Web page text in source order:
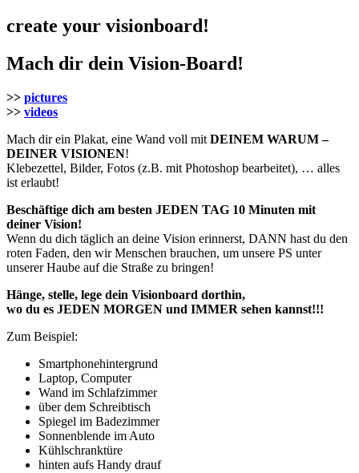
create your visionboard!
Mach dir dein Vision-Board!
>> pictures
>> videos
Mach dir ein Plakat, eine Wand voll mit DEINEM WARUM –
DEINER VISIONEN!
Klebezettel, Bilder, Fotos (z.B. mit Photoshop bearbeitet), … alles
ist erlaubt!
Beschäftige dich am besten JEDEN TAG 10 Minuten mit
deiner Vision!
Wenn du dich täglich an deine Vision erinnerst, DANN hast du den
roten Faden, den wir Menschen brauchen, um unsere PS unter
unserer Haube auf die Straße zu bringen!
Hänge, stelle, lege dein Visionboard dorthin,
wo du es JEDEN MORGEN und IMMER sehen kannst!!!
Zum Beispiel:
Smartphonehintergrund
Laptop, Computer
Wand im Schlafzimmer
über dem Schreibtisch
Spiegel im Badezimmer
Sonnenblende im Auto
Kühlschranktüre
hinten aufs Handy drauf